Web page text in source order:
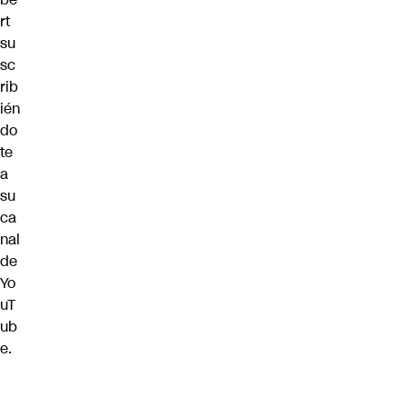
rt
su
sc
rib
ién
do
te
a
su
ca
nal
de
Yo
uT
ub
e.